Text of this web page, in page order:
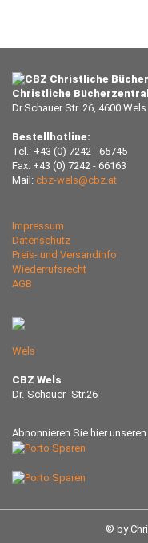
Christliche
Dr.Schauer Str. 26, 4600 Wels
Bestellhotline:
Tel.: +43 (0) 7242 - 65745
Fax: +43 (0) 7242 - 66163
Mail: cbz-wels@cbz.at
Impressum
Datenschutz
Preis- und Versandinfo
Wiederrufsrecht
AGB
Wels
CBZ Wels
Dr.-Schauer- Str.26
Abnonnieren Sie hier unseren
© by